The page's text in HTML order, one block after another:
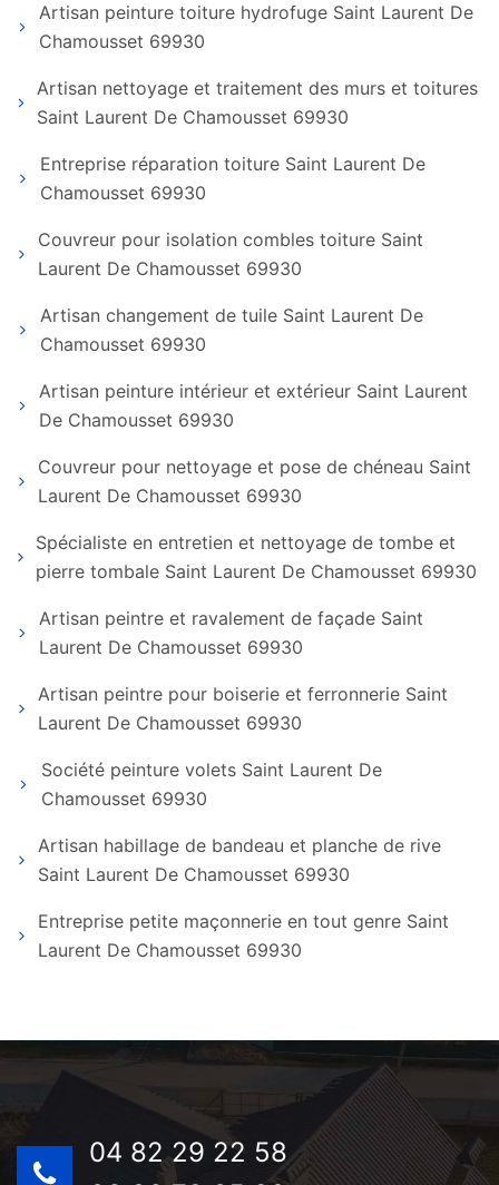
Artisan peinture toiture hydrofuge Saint Laurent De
Chamousset 69930
Artisan nettoyage et traitement des murs et toitures
Saint Laurent De Chamousset 69930
Entreprise réparation toiture Saint Laurent De
Chamousset 69930
Couvreur pour isolation combles toiture Saint
Laurent De Chamousset 69930
Artisan changement de tuile Saint Laurent De
Chamousset 69930
Artisan peinture intérieur et extérieur Saint Laurent
De Chamousset 69930
Couvreur pour nettoyage et pose de chéneau Saint
Laurent De Chamousset 69930
Spécialiste en entretien et nettoyage de tombe et
pierre tombale Saint Laurent De Chamousset 69930
Artisan peintre et ravalement de façade Saint
Laurent De Chamousset 69930
Artisan peintre pour boiserie et ferronnerie Saint
Laurent De Chamousset 69930
Société peinture volets Saint Laurent De
Chamousset 69930
Artisan habillage de bandeau et planche de rive
Saint Laurent De Chamousset 69930
Entreprise petite maçonnerie en tout genre Saint
Laurent De Chamousset 69930
04 82 29 22 58